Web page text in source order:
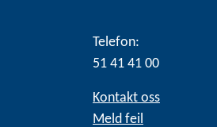
Telefon:
51 41 41 00
Kontakt oss
Meld feil